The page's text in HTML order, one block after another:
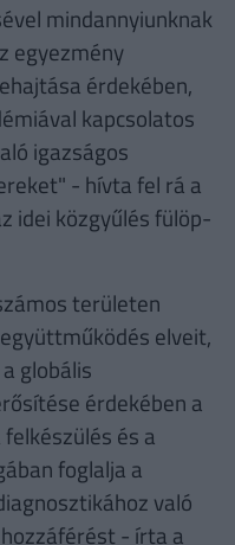
mindannyiunknak
egyezmény
érdekében,
kapcsolatos
igazságos
- hívta fel rá a
idei közgyűlés fülöp-
területen
elveit,
globális
érdekében a
és a
foglalja a
való
- írta a